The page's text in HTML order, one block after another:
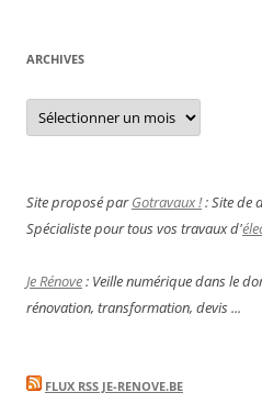
ARCHIVES
Archives
Site proposé parGotravaux !: Site de
Spécialiste pour tous vos travaux d'
Je Rénove: Veille numérique dans le
rénovation, transformation, devis ...
FLUX RSS JE-RENOVE.BE